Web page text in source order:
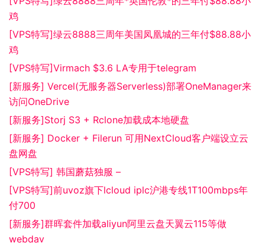
鸡
[VPS特写]绿云8888三周年美国凤凰城的三年付$88.88小
鸡
[VPS特写]Virmach $3.6 LA专用于telegram
[新服务] Vercel(无服务器Serverless)部署OneManager来
访问OneDrive
[新服务]Storj S3 + Rclone加载成本地硬盘
[新服务] Docker + Filerun 可用NextCloud客户端设立云
盘网盘
[VPS特写] 韩国蘑菇独服 –
[VPS特写]前uvoz旗下lcloud iplc沪港专线1T100mbps年
付700
[新服务]群晖套件加载aliyun阿里云盘天翼云115等做
webdav